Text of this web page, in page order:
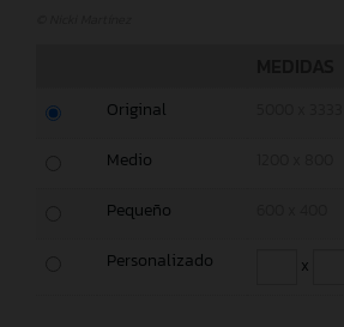
Original
Medio
Pequeño
Personalizado x